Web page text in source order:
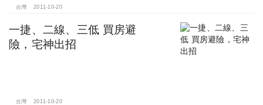
台灣 2011-10-20
一捷、二線、三低 買房避
險，宅神出招
台灣 2011-10-20